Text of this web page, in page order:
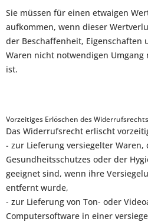
Sie müssen für einen etwaigen
aufkommen, wenn dieser
der Beschaffenheit, Eigenschaften
Waren nicht notwendigen
ist.
Vorzeitiges Erlöschen des Widerrufsrechts
Das Widerrufsrecht erlischt
- zur Lieferung versiegelter Waren,
Gesundheitsschutzes oder der
geeignet sind, wenn ihre
entfernt wurde,
- zur Lieferung von Ton- oder
Computersoftware in einer